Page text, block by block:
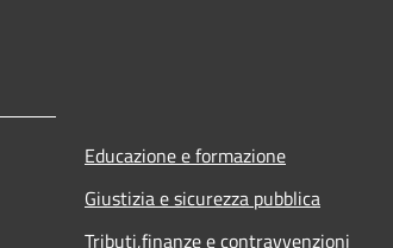
Educazione e formazione
Giustizia e sicurezza pubblica
Tributi,finanze e contravvenzioni